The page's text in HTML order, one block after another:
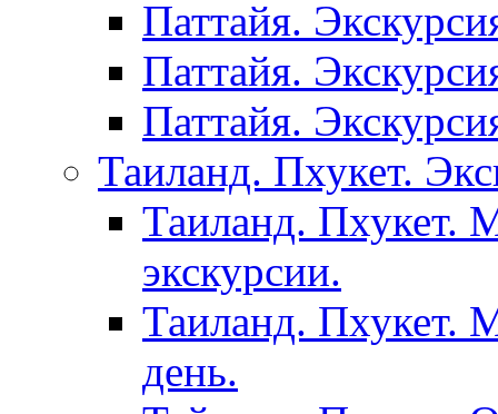
Паттайя.
Паттайя.
Паттайя.
Таиланд. Пхукет.
Таиланд. Пхукет.
экскурсии.
Таиланд. Пхукет.
день.